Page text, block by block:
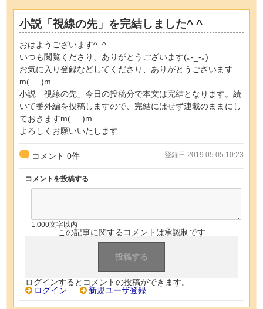
小説「視線の先」を完結しました^ ^
おはようございます^_^
いつも閲覧くださり、ありがとうございます(｡-_-｡)
お気に入り登録などしてくださり、ありがとうございます
m(_ _)m
小説「視線の先」今日の投稿分で本文は完結となります。続
いて番外編を投稿しますので、完結にはせず連載のままにし
ておきますm(_ _)m
よろしくお願いいたします
コメント 0件 登録日 2019.05.05 10:23
コメントを投稿する
1,000文字以内
この記事に関するコメントは承認制です
ログインするとコメントの投稿ができます。
ログイン
新規ユーザ登録